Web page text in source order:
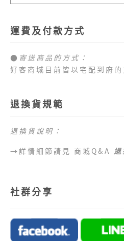
運費及付款方式
● 寄送商品的方式：
好客商城目前皆以宅配到府的
1.全站消費滿新臺幣
區 （澎湖、金門、馬祖、綠
區）及海外地區暫不提供配
ATM、ATM櫃台機、超商代碼
→詳情細節請見 商城Q&A購
退換貨規範
退換貨說明：
→詳情細節請見 商城Q&A
社群分享